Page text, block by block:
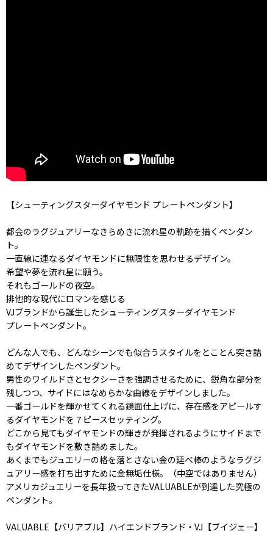
【シューティングスターダイヤモンド プレートペンダント】
都会のラグジュアリーなきらめきに流れ星の軌跡を描くペンダン
ト。
一直線に連なるダイヤモンドに無限性を思わせるデザイン。
希望や夢を流れ星に願う。
それもゴールドの夜空。
排他的な現代にロマンを感じる
VJブランドから誕生したシューティングスターダイヤモンド
プレートペンダント。
どんな人でも、どんなシーンでも似合うスタイルをとことん突き詰
めてデザインしたペンダント。
男性のワイルドさとセクシーさを強調させるために、鋭角な部分を
残しつつ、サイドにはなめらかな曲線をデザインしました。
一番ゴールドを輝かせてくれる鏡面仕上げに、存在感をアピールす
るダイヤモンドを７ピースセッティング。
どこから見てもダイヤモンドの輝きが発揮されるようにサイドまで
もダイヤモンドを敷き詰めました。
あくまでもジュエリーの格を落とさない金の延べ棒のようなラグジ
ュアリー感を打ち出すために金無垢仕様。（中空ではありません）
アメリカジュエリーを長年扱ってきたVALUABLEが到達した究極の
ペンダント。
VALUABLE【バリアブル】ハイエンドブランド・VJ【ブイジェー】